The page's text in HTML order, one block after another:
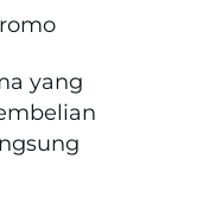
yang